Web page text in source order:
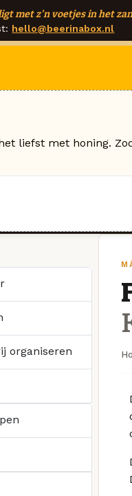
met z'n voetjes in het
hello@beerinabox.nl
organiseren
liefst met honing.